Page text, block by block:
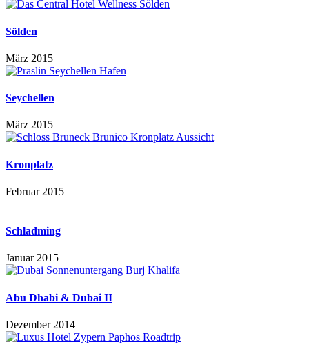
Sölden
März 2015
Seychellen
März 2015
Kronplatz
Februar 2015
Schladming
Januar 2015
Abu Dhabi & Dubai II
Dezember 2014